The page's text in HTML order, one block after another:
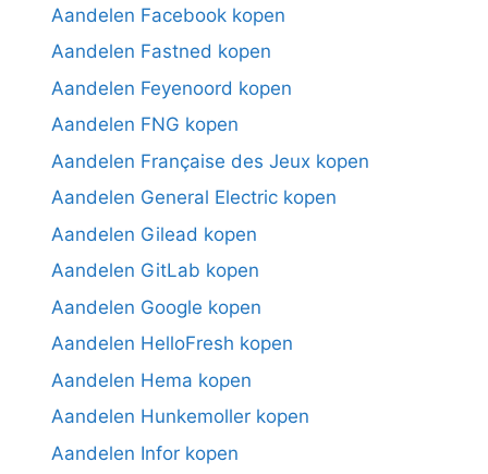
Aandelen Facebook kopen
Aandelen Fastned kopen
Aandelen Feyenoord kopen
Aandelen FNG kopen
Aandelen Française des Jeux kopen
Aandelen General Electric kopen
Aandelen Gilead kopen
Aandelen GitLab kopen
Aandelen Google kopen
Aandelen HelloFresh kopen
Aandelen Hema kopen
Aandelen Hunkemoller kopen
Aandelen Infor kopen